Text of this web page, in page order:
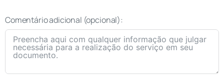
Comentário adicional (opcional):